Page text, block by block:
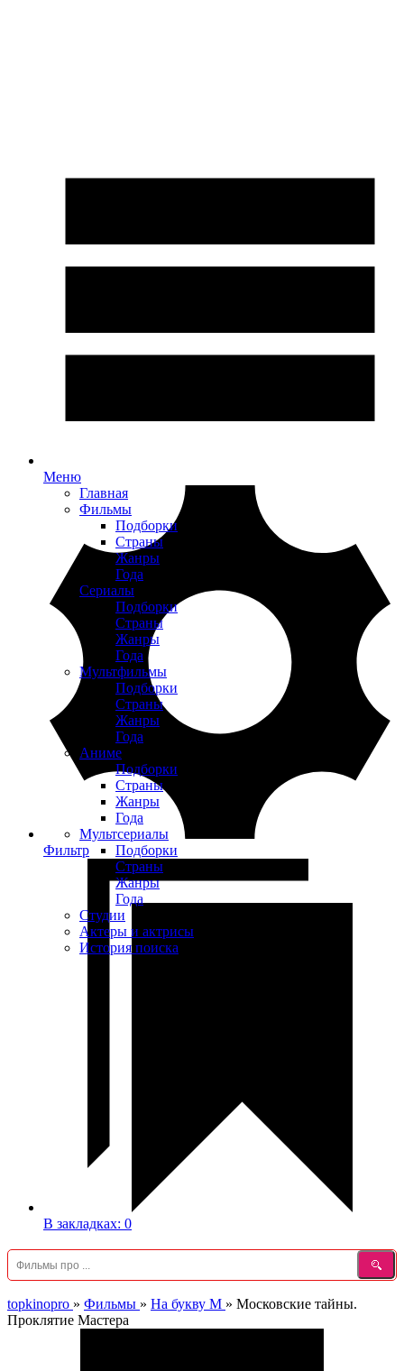
Меню
Главная
Фильмы
Подборки
Страны
Жанры
Года
Сериалы
Подборки
Страны
Жанры
Года
Мультфильмы
Подборки
Страны
Жанры
Года
Аниме
Подборки
Страны
Жанры
Года
Мультсериалы
Подборки
Страны
Жанры
Года
Студии
Актеры и актрисы
История поиска
Фильтр
В закладках: 0
topkinopro » Фильмы » На букву М » Московские тайны.
Проклятие Мастера